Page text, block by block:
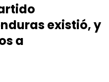
existió, y
a